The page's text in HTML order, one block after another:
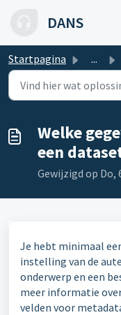
DANS
Startpagina ...
Welke
een
Gewijzigd op Do,
Je hebt minimaal
instelling van de
onderwerp en een
meer informatie
velden voor